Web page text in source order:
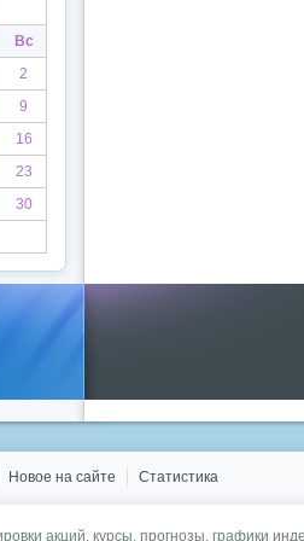
Вс
2
9
16
23
30
Новое на сайте Статистика
акций, курсы, прогнозы, графики